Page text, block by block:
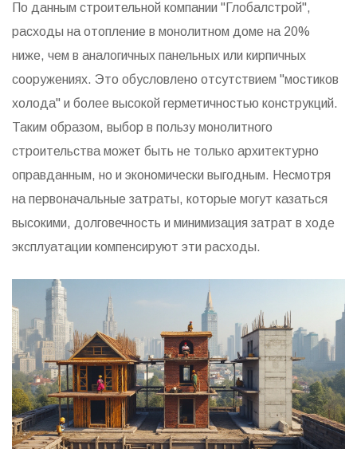
По данным строительной компании "Глобалстрой",
расходы на отопление в монолитном доме на 20%
ниже, чем в аналогичных панельных или кирпичных
сооружениях. Это обусловлено отсутствием "мостиков
холода" и более высокой герметичностью конструкций.
Таким образом, выбор в пользу монолитного
строительства может быть не только архитектурно
оправданным, но и экономически выгодным. Несмотря
на первоначальные затраты, которые могут казаться
высокими, долговечность и минимизация затрат в ходе
эксплуатации компенсируют эти расходы.